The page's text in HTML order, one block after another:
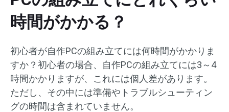
時間がかかる？
初心者が自作PCの組み立てには何時間がかかりま
すか？初心者の場合、自作PCの組み立てには3～4
時間かかりますが、これには個人差があります。
ただし、その中には準備やトラブルシューティン
グの時間は含まれていません。